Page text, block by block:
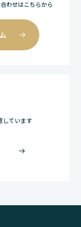
わせはこちらから
しています